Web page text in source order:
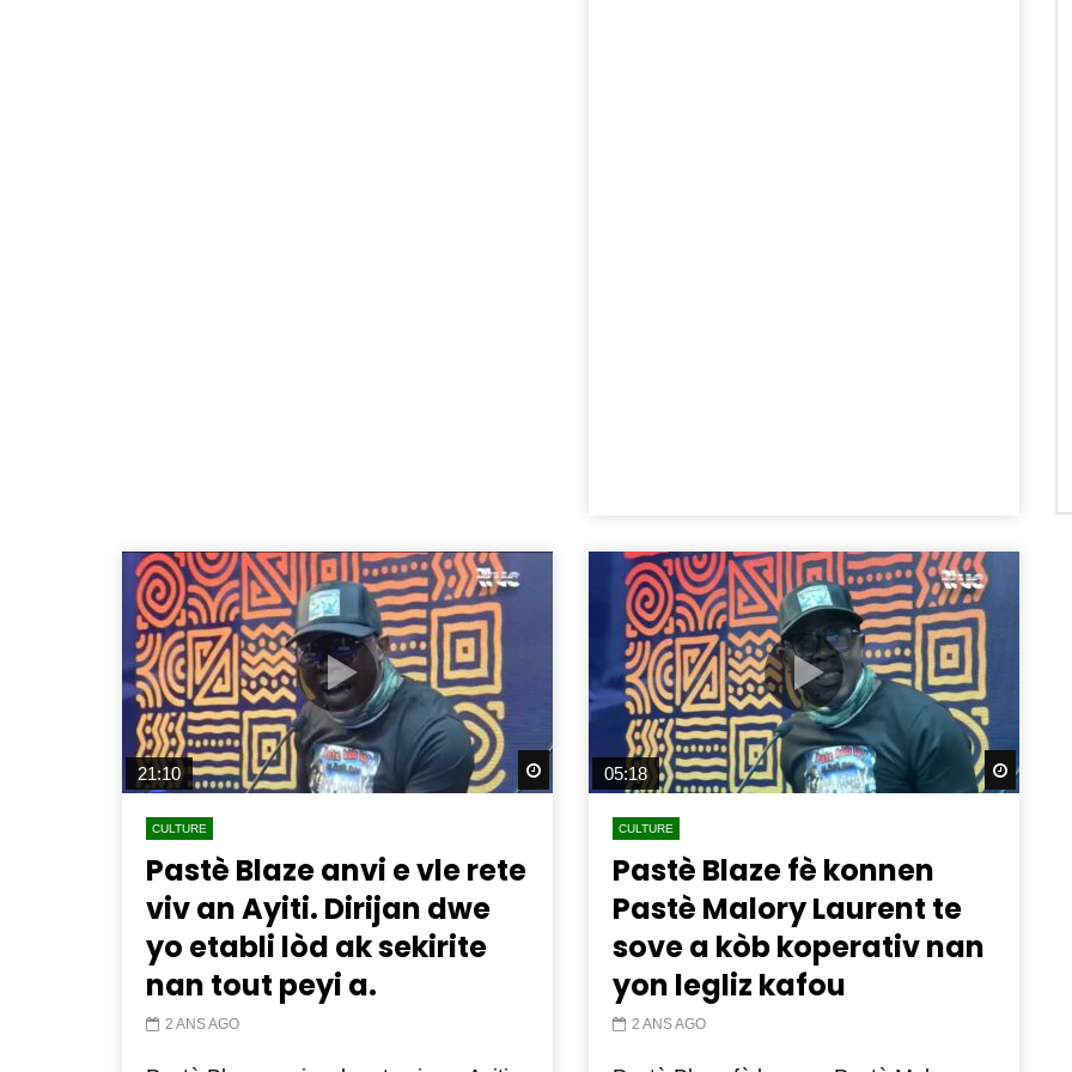
Watch Later
21:10
CULTURE
Pastè Blaze anvi e vle rete
viv an Ayiti. Dirijan dwe
yo etabli lòd ak sekirite
nan tout peyi a.
2 ANS AGO
Watch
05:18
CULTURE
Pastè Blaze fè konnen
Pastè Malory Laurent te
sove a kòb koperativ nan
yon legliz kafou
2 ANS AGO